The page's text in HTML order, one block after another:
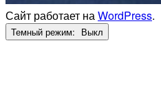
Сайт работает наWordPress.
Темный режим: